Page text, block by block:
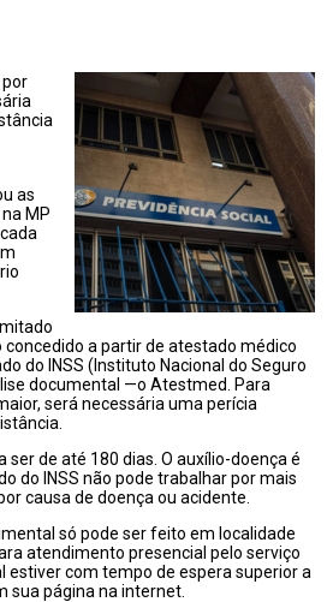
por
as
MP
concedido a partir de atestado médico
do INSS (Instituto Nacional do Seguro
documental —o Atestmed. Para
será necessária uma perícia
de até 180 dias. O auxílio-doença é
do INSS não pode trabalhar por mais
causa de doença ou acidente.
só pode ser feito em localidade
atendimento presencial pelo serviço
estiver com tempo de espera superior a
sua página na internet.